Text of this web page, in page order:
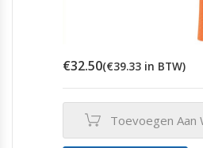
€32.50(€39.33 in BTW)
Toevoegen Aan